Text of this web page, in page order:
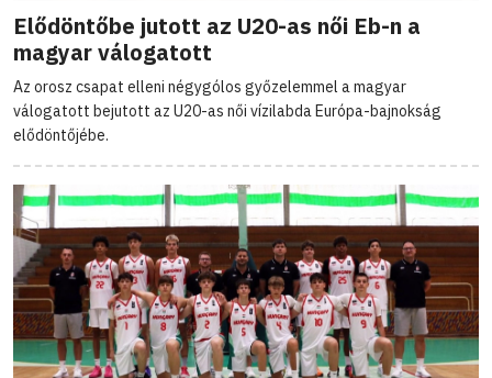
Elődöntőbe jutott az U20-as női Eb-n a
magyar válogatott
Az orosz csapat elleni négygólos győzelemmel a magyar
válogatott bejutott az U20-as női vízilabda Európa-bajnokság
elődöntőjébe.